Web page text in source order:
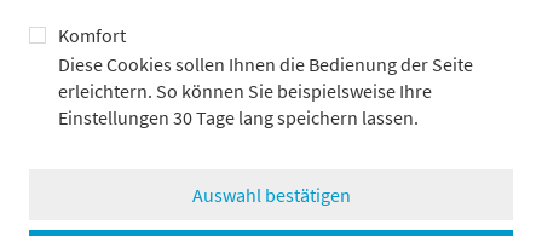
Komfort
Diese Cookies sollen Ihnen die Bedienung der Seite
erleichtern. So können Sie beispielsweise Ihre
Einstellungen 30 Tage lang speichern lassen.
Auswahl bestätigen